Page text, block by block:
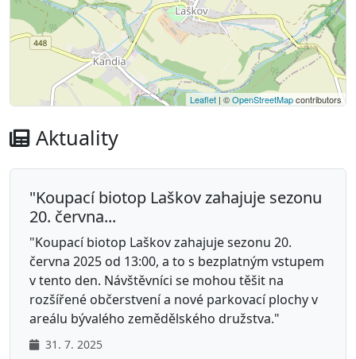
Leaflet | ©OpenStreetMapcontributors
Aktuality
"Koupací biotop Laškov zahajuje sezonu
20. června...
"Koupací biotop Laškov zahajuje sezonu 20.
června 2025 od 13:00, a to s bezplatným vstupem
v tento den. Návštěvníci se mohou těšit na
rozšířené občerstvení a nové parkovací plochy v
areálu bývalého zemědělského družstva."
31. 7. 2025